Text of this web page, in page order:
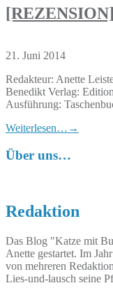
21. Juni 2014
Redakteur: Anette
Benedikt Verlag:
Ausführung:
Weiterlesen… →
Über uns…
Redaktion
Das Blog "Katze mit
Anette gestartet. Im
von mehreren
Lies-und-lausch seine